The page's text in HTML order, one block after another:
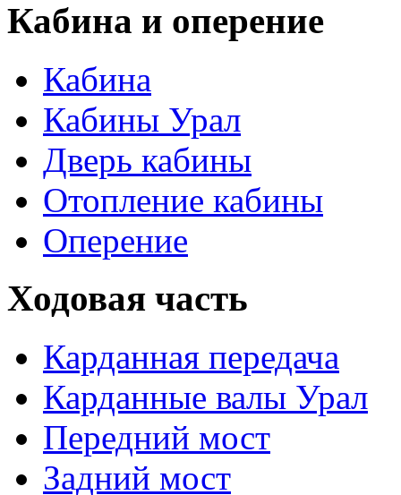
Кабина и оперение
Кабина
Кабины Урал
Дверь кабины
Отопление кабины
Оперение
Ходовая часть
Карданная передача
Карданные валы Урал
Передний мост
Задний мост